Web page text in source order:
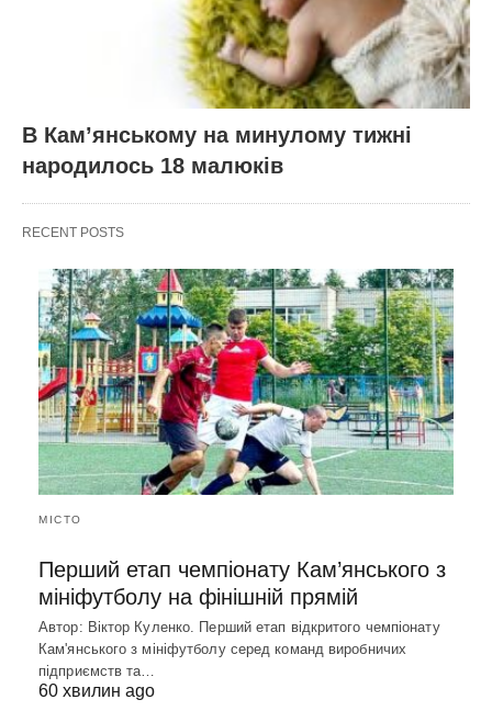
В Кам’янському на минулому тижні
народилось 18 малюків
RECENT POSTS
МІСТО
Перший етап чемпіонату Кам’янського з
мініфутболу на фінішній прямій
Автор: Віктор Куленко. Перший етап відкритого чемпіонату
Кам'янського з мініфутболу серед команд виробничих
підприємств та…
60 хвилин ago